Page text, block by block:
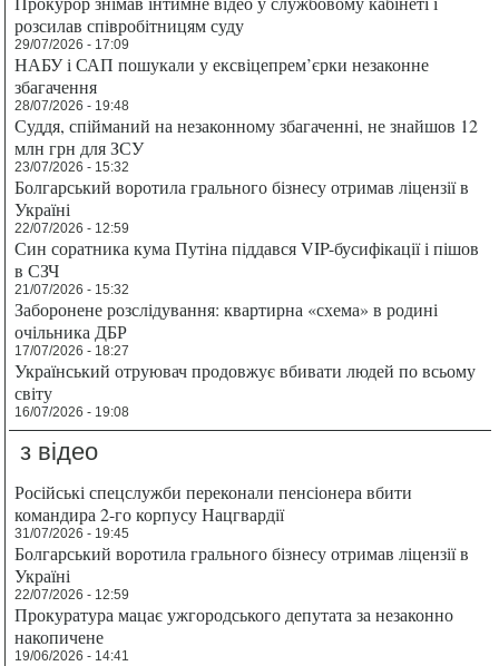
розсилав співробітницям суду
29/07/2026 - 17:09
НАБУ і САП пошукали у ексвіцепрем’єрки незаконне
збагачення
28/07/2026 - 19:48
Суддя, спійманий на незаконному збагаченні, не знайшов 12
млн грн для ЗСУ
23/07/2026 - 15:32
Болгарський воротила грального бізнесу отримав ліцензії в
Україні
22/07/2026 - 12:59
Син соратника кума Путіна піддався VIP-бусифікації і пішов
в СЗЧ
21/07/2026 - 15:32
Заборонене розслідування: квартирна «схема» в родині
очільника ДБР
17/07/2026 - 18:27
Український отруювач продовжує вбивати людей по всьому
світу
16/07/2026 - 19:08
з відео
Російські спецслужби переконали пенсіонера вбити
командира 2-го корпусу Нацгвардії
31/07/2026 - 19:45
Болгарський воротила грального бізнесу отримав ліцензії в
Україні
22/07/2026 - 12:59
Прокуратура мацає ужгородського депутата за незаконно
накопичене
19/06/2026 - 14:41